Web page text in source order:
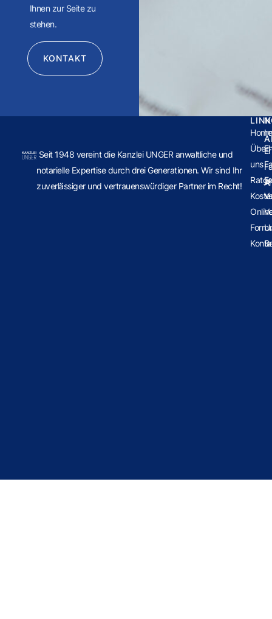
Ihnen zur Seite zu
stehen.
KONTAKT
Seit 1948 vereint die Kanzlei UNGER anwaltliche und
notarielle Expertise durch drei Generationen. Wir sind Ihr
zuverlässiger und vertrauenswürdiger Partner im Recht!
Home
Über
uns